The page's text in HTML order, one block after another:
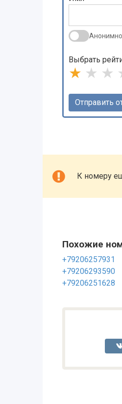
Анонимно
Выбрать
★ ★ ★
К номеру
Похожие
+79206257931
+79206293590
+79206251628